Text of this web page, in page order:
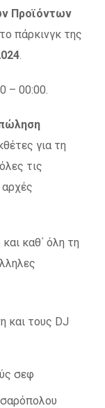
Προϊόντων
πάρκινγκ της
.
– 00:00.
πώληση
για τη
τις
καθ΄ όλη τη
και τους DJ
σεφ